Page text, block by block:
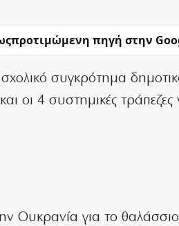
προτιμώμενη πηγή στην
συγκρότημα
οι 4 συστημικές
Ουκρανία για το